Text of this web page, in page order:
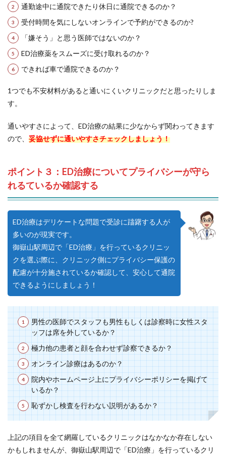
通勤途中に通院できたり休日に通院できるのか？
受付時間を気にしないオンラインで予約ができるのか?
「嫌そう」と思う医師ではないのか？
ED治療薬をスムーズに受け取れるのか？
できれば車で通院できるのか？
1つでも不安材料があると通いにくいクリニックだと思ったりしま
す。
通いやすさによって、ED治療の結果に少なからず関わってきます
ので、 妥協せずに通いやすさチェックしましょう！
ポイント３：ED治療についてプライバシーが守ら
れるているか確認する
ED治療はデリケートな問題で受診に躊躇する人が
多いのが現実です。
御嶽山駅周辺で「ED治療」を行っているクリニッ
クを選ぶ際に、クリニック側にプライバシー保護の
配慮が十分施されているか確認して、安心して通院
できるようにしましょう！
男性の医師でスタッフも男性もしくは診察時に女性スタ
ッフは席を外しているか？
極力他の患者と顔を合わせず診察できるか？
オンライン診療はあるのか？
院内やホームページ上にプライバシーポリシーを掲げて
いるか？
恥ずかし検査を行わない説明があるか？
上記の項目を全て網羅しているクリニックはなかなか存在しない
かもしれませんが、御嶽山駅周辺で「ED治療」を行っているクリ